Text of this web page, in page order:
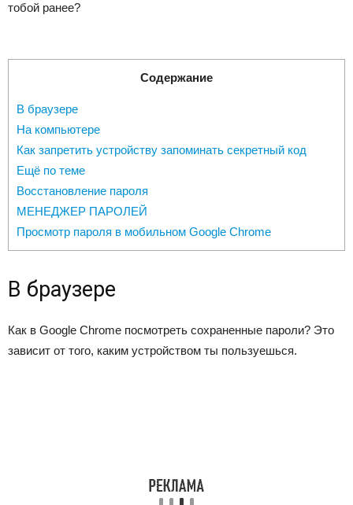
тобой ранее?
Содержание
В браузере
На компьютере
Как запретить устройству запоминать секретный код
Ещё по теме
Восстановление пароля
МЕНЕДЖЕР ПАРОЛЕЙ
Просмотр пароля в мобильном Google Chrome
В браузере
Как в Google Chrome посмотреть сохраненные пароли? Это
зависит от того, каким устройством ты пользуешься.